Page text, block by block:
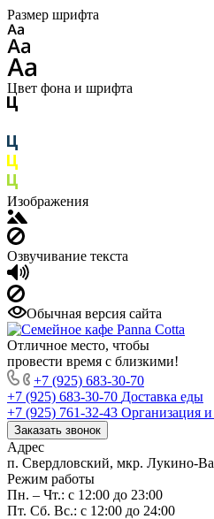
Размер шрифта
Цвет фона и шрифта
Изображения
Озвучивание текста
Обычная версия сайта
Отличное место, чтобы
провести время с близкими!
+7 (925) 683-30-70
+7 (925) 683-30-70 Доставка еды
+7 (925) 761-32-43 Организация
Заказать звонок
Адрес
п. Свердловский, мкр. Лукино-
Режим работы
Пн. – Чт.: с 12:00 до 23:00
Пт. Сб. Вс.: с 12:00 до 24:00